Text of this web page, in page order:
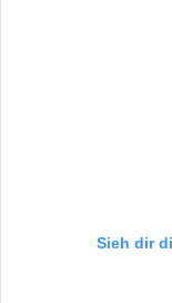
Sieh dir